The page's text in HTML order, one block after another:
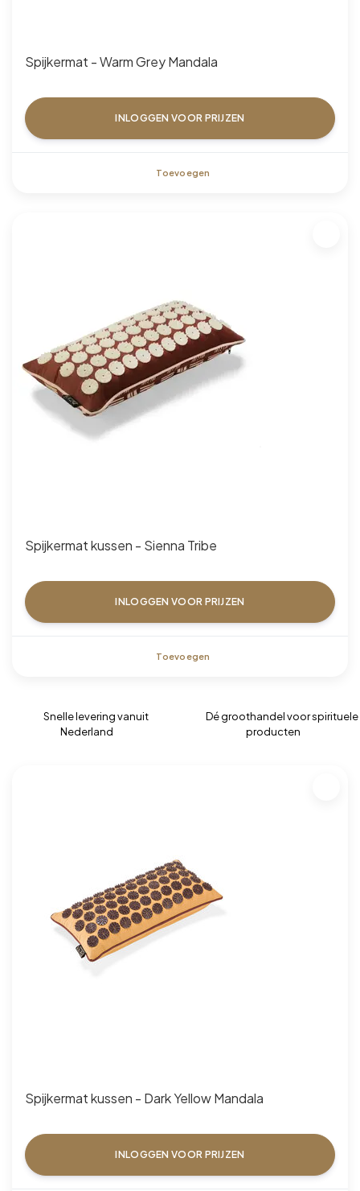
Spijkermat - Warm Grey Mandala
INLOGGEN VOOR PRIJZEN
Toevoegen
Spijkermat kussen - Sienna Tribe
INLOGGEN VOOR PRIJZEN
Toevoegen
Snelle levering vanuit
Nederland
Dé groothandel voor spirituele
producten
Spijkermat kussen - Dark Yellow Mandala
INLOGGEN VOOR PRIJZEN